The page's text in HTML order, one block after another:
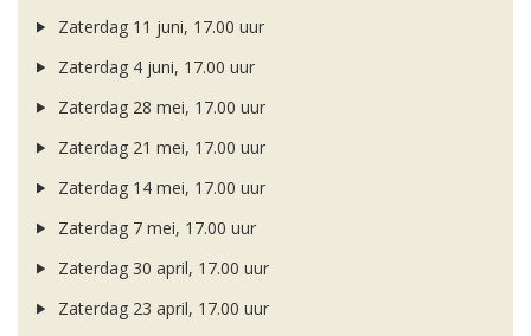
Zaterdag 11 juni, 17.00 uur
Zaterdag 4 juni, 17.00 uur
Zaterdag 28 mei, 17.00 uur
Zaterdag 21 mei, 17.00 uur
Zaterdag 14 mei, 17.00 uur
Zaterdag 7 mei, 17.00 uur
Zaterdag 30 april, 17.00 uur
Zaterdag 23 april, 17.00 uur